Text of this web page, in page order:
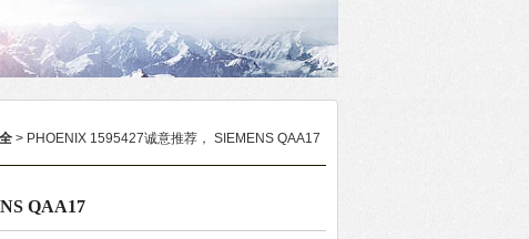
> PHOENIX 1595427诚意推荐， SIEMENS QAA17
QAA17